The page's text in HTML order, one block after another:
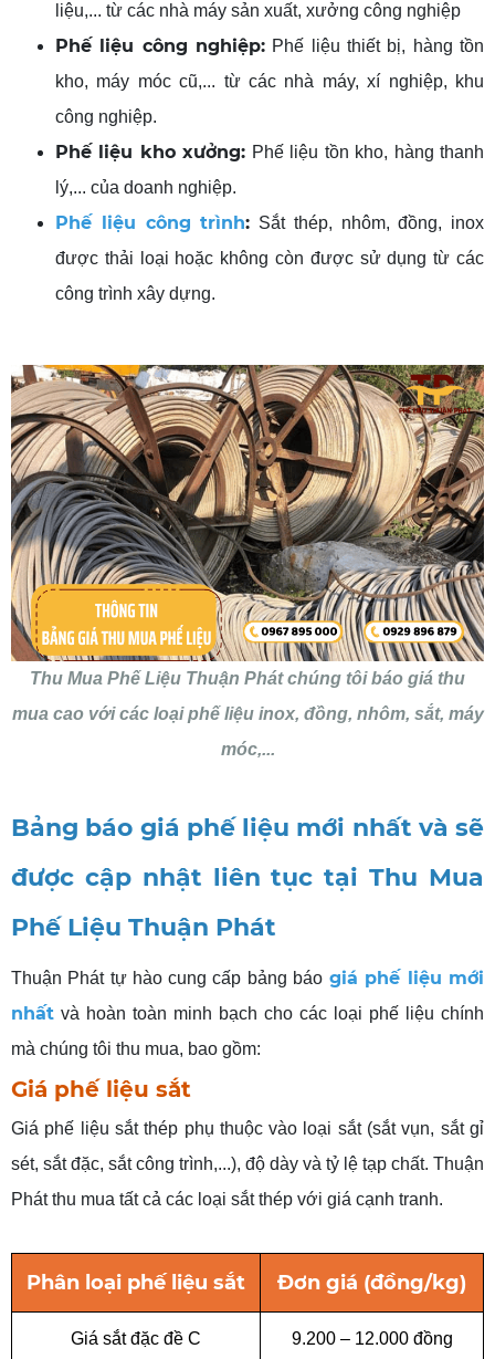
liệu,... từ các nhà máy sản xuất, xưởng công nghiệp
Phế liệu công nghiệp: Phế liệu thiết bị, hàng tồn
kho, máy móc cũ,... từ các nhà máy, xí nghiệp, khu
công nghiệp.
Phế liệu kho xưởng: Phế liệu tồn kho, hàng thanh
lý,... của doanh nghiệp.
Phế liệu công trình: Sắt thép, nhôm, đồng, inox
được thải loại hoặc không còn được sử dụng từ các
công trình xây dựng.
Thu Mua Phế Liệu Thuận Phát chúng tôi báo giá thu
mua cao với các loại phế liệu inox, đồng, nhôm, sắt, máy
móc,...
Bảng báo giá phế liệu mới nhất và sẽ
được cập nhật liên tục tại Thu Mua
Phế Liệu Thuận Phát
Thuận Phát tự hào cung cấp bảng báo giá phế liệu mới
nhất và hoàn toàn minh bạch cho các loại phế liệu chính
mà chúng tôi thu mua, bao gồm:
Giá phế liệu sắt
Giá phế liệu sắt thép phụ thuộc vào loại sắt (sắt vụn, sắt gỉ
sét, sắt đặc, sắt công trình,...), độ dày và tỷ lệ tạp chất. Thuận
Phát thu mua tất cả các loại sắt thép với giá cạnh tranh.
Phân loại phế liệu sắt Đơn giá (đồng/kg)
Giá sắt đặc đề C 9.200 – 12.000 đồng